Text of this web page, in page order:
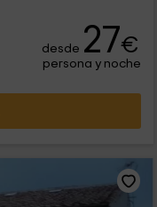
desde 27€
persona y noche